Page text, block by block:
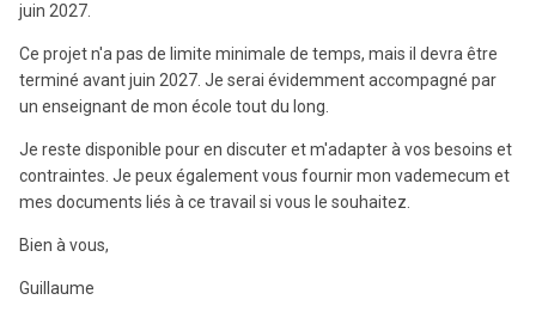
juin 2027.
Ce projet n'a pas de limite minimale de temps, mais il devra être
terminé avant juin 2027. Je serai évidemment accompagné par
un enseignant de mon école tout du long.
Je reste disponible pour en discuter et m'adapter à vos besoins et
contraintes. Je peux également vous fournir mon vademecum et
mes documents liés à ce travail si vous le souhaitez.
Bien à vous,
Guillaume